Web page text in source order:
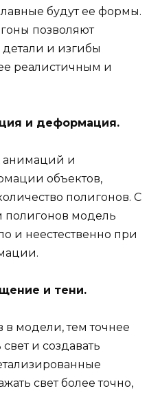
будут ее формы.
позволяют
и изгибы
реалистичным и
и деформация.
анимаций и
объектов,
полигонов. С
модель
и неестественно при
и тени.
модели, тем точнее
и создавать
свет более точно,